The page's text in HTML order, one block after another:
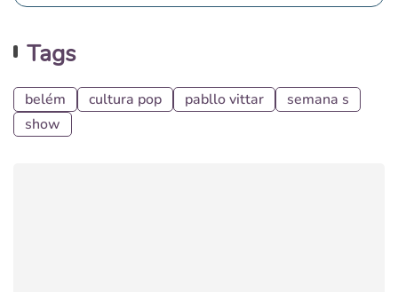
Tags
belém cultura pop pabllo vittar
semana s
show